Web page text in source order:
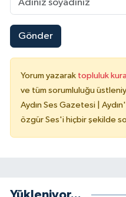
Gönder
Yorum yazarak topluluk
ve tüm sorumluluğu
Aydın Ses Gazetesi |
özgür Ses'i hiçbir şekilde